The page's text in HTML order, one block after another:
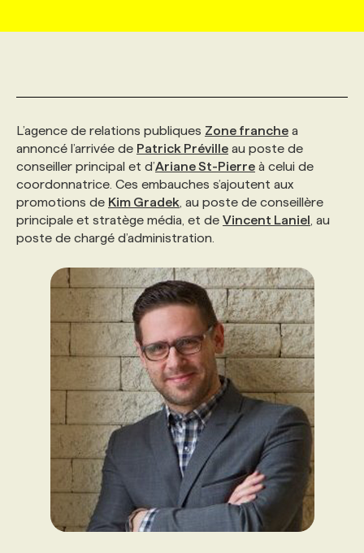
AFFAIRES DE L'INDUSTRIE
INITIATIVES NUMÉRIQUES
PRIX ET DISTINCTIONS
TENDANCES
WEB & MÉDIAS SOCIAUX
MARKETING DURABLE
GEO/SEO
ÉVÉNEMENTIEL
NOS AUTEUR‧RICES
INFOLETTRE PUBLICITÉ
ANNONCEZ AVEC NOUS
CONSULTER LA CVTHÈQUE
PROFIL ENTREPRISE
FAQ
ANNONCEZ AVEC NOUS
VOIR LES OFFRES
PROFIL CANDIDAT
FAQ
ANNONCEZ AVEC NOUS
NOS FORMATIONS EN LIGNE
NOS PARCOURS DE FORMATIONS
FORMATIONS PERSONNALISÉES
NOS FORMATEUR‧RICES
POURQUOI CHOISIR NOS FORMATIONS
NOS TARIFS
PROGRAMMES DE SUBVENTIONS
FAQ
ANNONCEZ AVEC NOUS
CHASSE DE TÊTE
SERVICE DE CHASSE DE TÊTE
NOS TARIFS
NOS EXPERTISES
ANNONCEZ AVEC NOUS
L’agence de relations publiques Zone franche a
annoncé l’arrivée de Patrick Préville au poste de
conseiller principal et d’Ariane St-Pierre à celui de
coordonnatrice. Ces embauches s’ajoutent aux
promotions de Kim Gradek , au poste de conseillère
principale et stratège média, et de Vincent Laniel , au
poste de chargé d’administration.